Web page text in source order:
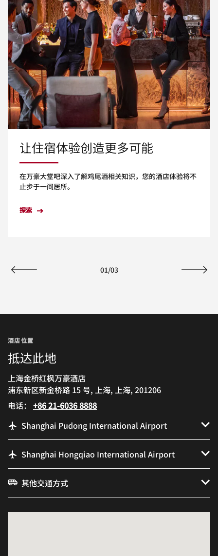
让住宿体验创造更多可能
在万豪大堂吧深入了解鸡尾酒相关知识，您的酒店体验将不
止步于一间居所。
探索
01/03
酒店位置
抵达此地
上海金桥红枫万豪酒店
浦东新区新金桥路 15 号, 上海, 上海, 201206
电话： +86 21-6036 8888
Shanghai Pudong International Airport
Shanghai Hongqiao International Airport
其他交通方式